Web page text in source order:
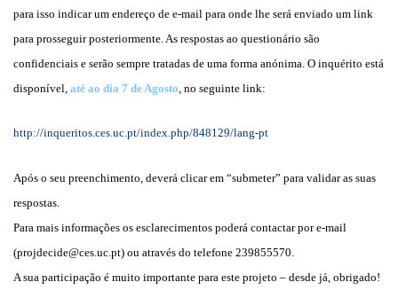
para isso indicar um endereço de e-mail para onde lhe será enviado um link
para prosseguir posteriormente. As respostas ao questionário são
confidenciais e serão sempre tratadas de uma forma anónima. O inquérito está
disponível, até ao dia 7 de Agosto , no seguinte link:
http://inqueritos.ces.uc.pt/index.php/848129/lang-pt
Após o seu preenchimento, deverá clicar em “submeter” para validar as suas
respostas.
Para mais informações os esclarecimentos poderá contactar por e-mail
(projdecide@ces.uc.pt) ou através do telefone 239855570.
A sua participação é muito importante para este projeto – desde já, obrigado!